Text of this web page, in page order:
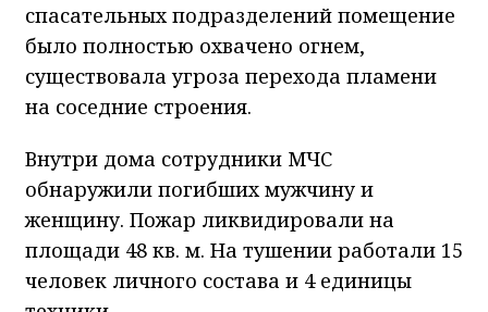
спасательных подразделений помещение
было полностью охвачено огнем,
существовала угроза перехода пламени
на соседние строения.
Внутри дома сотрудники МЧС
обнаружили погибших мужчину и
женщину. Пожар ликвидировали на
площади 48 кв. м. На тушении работали 15
человек личного состава и 4 единицы